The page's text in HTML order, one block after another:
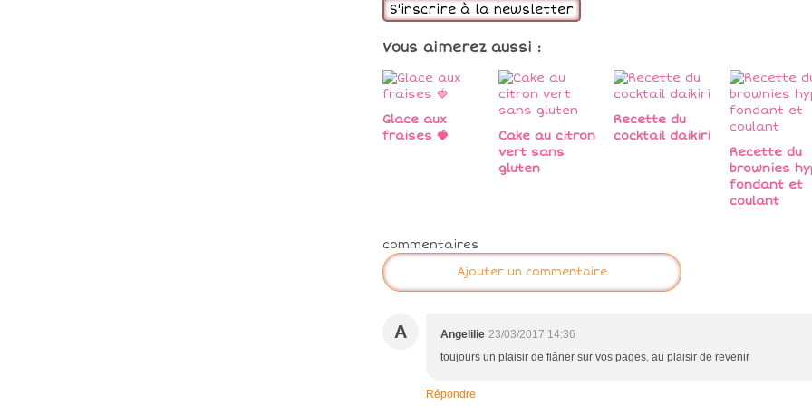
S'inscrire à la newsletter
Vous aimerez aussi :
Glace aux
fraises 🍓
Cake au citron
vert sans
gluten
Recette du
cocktail daikiri
Recette du
brownies
fondant et
coulant
commentaires
Ajouter un commentaire
A Angelilie 23/03/2017 14:36
toujours un plaisir de flâner sur vos pages. au plaisir de revenir
Répondre